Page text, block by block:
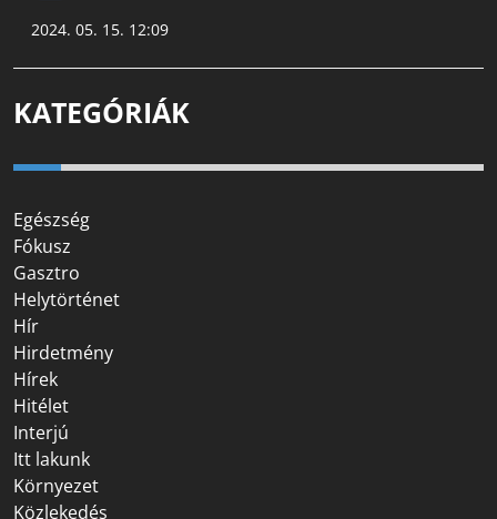
2024. 05. 15. 12:09
KATEGÓRIÁK
Egészség
Fókusz
Gasztro
Helytörténet
Hír
Hirdetmény
Hírek
Hitélet
Interjú
Itt lakunk
Környezet
Közlekedés